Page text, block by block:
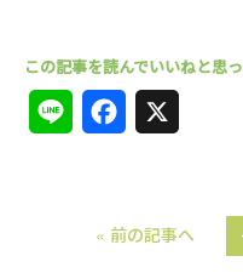
e
« 前の記事へ